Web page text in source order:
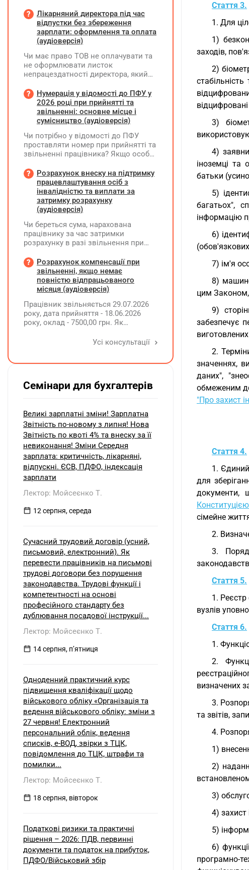
Стаття 3.
1. Для
1)
заходів,
2)
3)
4)
іноземці та
батьки
5)
багатьох",
інформацію
6)
7) ім'я
8)
цим Законом,
9)
забезпечує
2.
значеннях,
даних",
обмеженим
"Про захист
Стаття 4.
1.
для
документи,
сімейне
2.
3.
Стаття 5.
1.
вузлів
Стаття 6.
1.
2.
визначених
3.
та звітів,
4.
1)
2)
3)
4) захист
5)
6)
програмно-
на інших умовах, передбачених
законодавством, Додаток Д1/
Додаток ФІЗ-Д1 за відповідний
період не подається
Лікарняний директора під час
відпустки без збереження
зарплати: оформлення та оплата
(аудіоверсія)
Чи має право ТОВ не оплачувати та
не оформлювати листок
непрацездатності директора, який
збереження заробітної плати під час
призупинення діяльності
підприємства?
Нумерація у відомості до ПФУ у
2026 році при прийнятті та
звільненні: основне місце і
сумісництво (аудіоверсія)
Чи потрібно у відомості до ПФУ
проставляти номер при прийнятті та
звільненні працівника? Якщо особа
місцем роботи та за сумісництвом,
чи рахується це як два роботодавці?
Розрахунок внеску на підтримку
працевлаштування осіб з
інвалідністю та виплати за
затримку розрахунку
(аудіоверсія)
Чи береться сума, нарахована
працівнику за час затримки
розрахунку в разі звільнення при
заробітної плати (винагороди), для
розрахунку внеску на підтримку
працевлаштування осіб з
інвалідністю?
Розрахунок компенсації при
звільненні, якщо немає
повністю відпрацьованого
місяця (аудіоверсія)
Працівник звільняється 29.07.2026
року, дата прийняття - 18.06.2026
року, оклад - 7500,00 грн. Як
невикористаних днів відпустки при
Усі консультації
Семінари для бухгалтерів
Великі зарплатні зміни! Зарплатна
Звітність по-новому з липня! Нова
Звітність по квоті 4% та внеску за її
невиконання! Зміни Середня
зарплата: критичність, лікарняні,
відпускні. ЄСВ, ПДФО, індексація
зарплати
Лектор: Мойсеєнко Т.
12 серпня, середа
Сучасний трудовий договір (усний,
письмовий, електронний). Як
перевести працівників на письмові
трудові договори без порушення
законодавства. Трудові функції і
компетентності на основі
професійного стандарту без
дублювання посадової інструкції...
Лектор: Мойсеєнко Т.
14 серпня, пʼятниця
Одноденний практичний курс
підвищення кваліфікації щодо
військового обліку «Організація та
ведення військового обліку: зміни з
27 червня! Електронний
персональний облік, ведення
списків, е-ВОД, звірки з ТЦК,
повідомлення до ТЦК, штрафи та
помилки...
Лектор: Мойсеєнко Т.
18 серпня, вівторок
Податкові ризики та практичні
рішення – 2026: ПДВ, первинні
документи та податок на прибуток,
ПДФО/Військовий збір